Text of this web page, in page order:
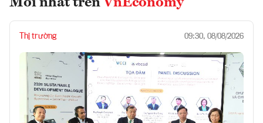
Mới nhất trên VnEconomy
Thị trường 09:30, 08/08/2026